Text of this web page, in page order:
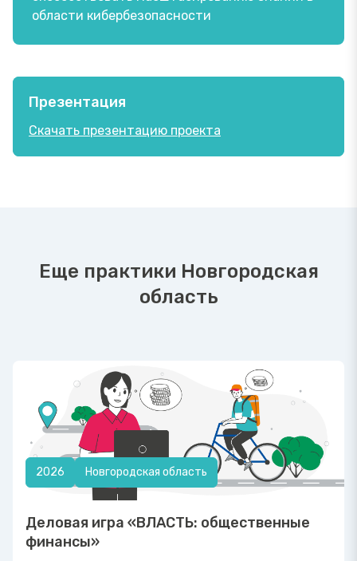
области кибербезопасности
Презентация
Скачать презентацию проекта
Еще практики Новгородская
область
2026 Новгородская область
Деловая игра «ВЛАСТЬ: общественные
финансы»